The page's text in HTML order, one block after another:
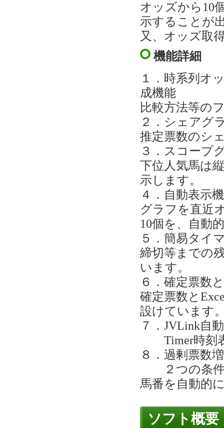
オッズから10
示することが
又、オッズ取
機能詳細
１．時系列オ
成機能
比較方法等の
２．シェアグ
推定票数のシ
３．スコープ
下位人気馬は
示します。
４．自動表示
グラフを直近
10個を、自動
５．簡易タイ
締切等までの
います。
６．確定票数
確定票数と
設けています
７．JVLink自
Timer時刻表
８．過剰票数
２つの条件(
馬番を自動的
ソフト概要